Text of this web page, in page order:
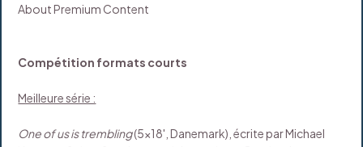
About Premium Content
Compétition formats courts
Meilleure série :
One of us is trembling(5x18', Danemark), écrite par Michael